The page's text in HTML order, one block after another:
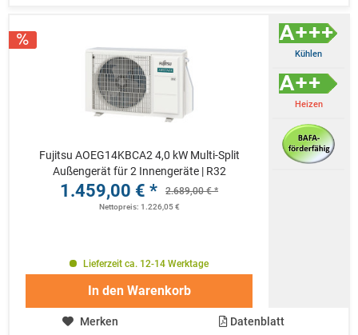
Fujitsu AOEG14KBCA2 4,0 kW Multi-Split
Außengerät für 2 Innengeräte | R32
1.459,00 € * 2.689,00 € *
Nettopreis: 1.226,05 €
Kühlen
Heizen
Lieferzeit ca. 12-14 Werktage
In den Warenkorb
Merken Datenblatt